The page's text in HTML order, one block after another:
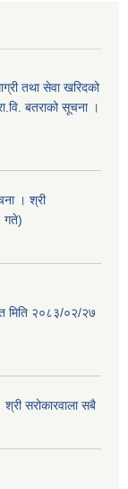
तथा सेवा खरिदको
बतराको सूचना ।
। श्री
गते)
मिति २०८३/०२/२७
सरोकारवाला सबै